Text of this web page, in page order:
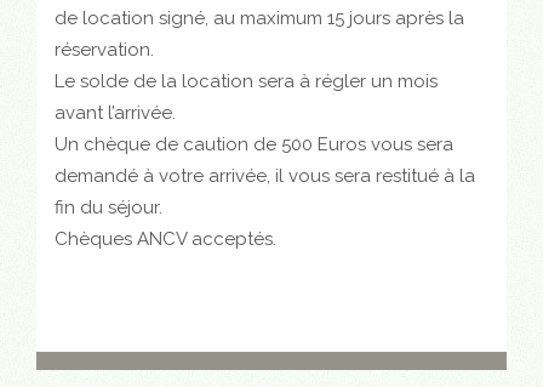
de location signé, au maximum 15 jours après la
réservation.
Le solde de la location sera à régler un mois
avant l’arrivée.
Un chèque de caution de 500 Euros vous sera
demandé à votre arrivée, il vous sera restitué à la
fin du séjour.
Chèques ANCV acceptés.